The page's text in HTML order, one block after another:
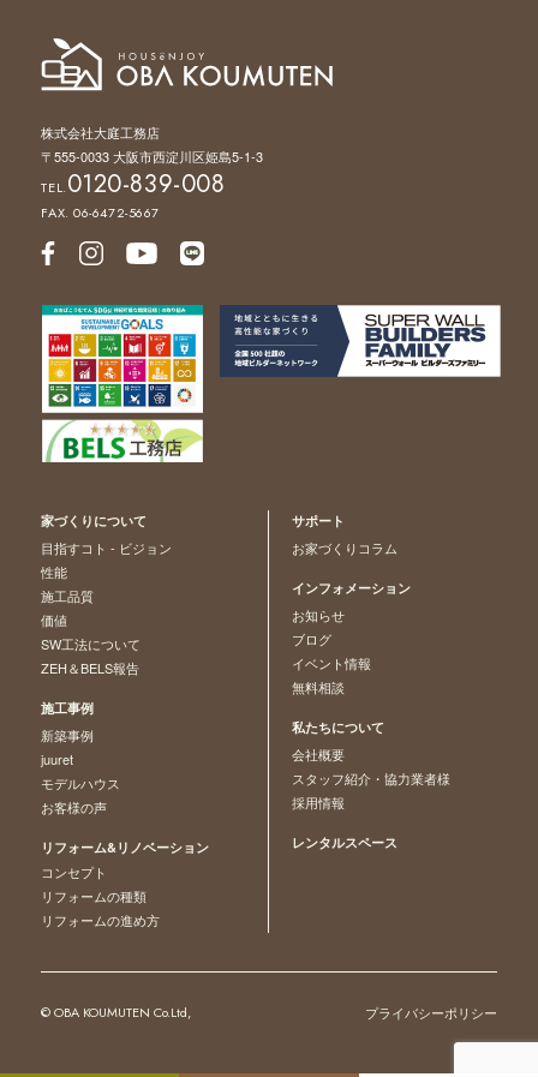
株式会社大庭工務店
〒555-0033 大阪市西淀川区姫島5-1-3
TEL.0120-839-008
FAX. 06-6472-5667
家づくりについて
目指すコト - ビジョン
性能
施工品質
価値
SW工法について
ZEH＆BELS報告
施工事例
新築事例
juuret
モデルハウス
お客様の声
リフォーム&リノベーション
コンセプト
リフォームの種類
リフォームの進め方
サポート
お家づくりコラム
インフォメーション
お知らせ
ブログ
イベント情報
無料相談
私たちについて
会社概要
スタッフ紹介・協力業者様
採用情報
レンタルスペース
© OBA KOUMUTEN Co.Ltd, プライバシーポリシー